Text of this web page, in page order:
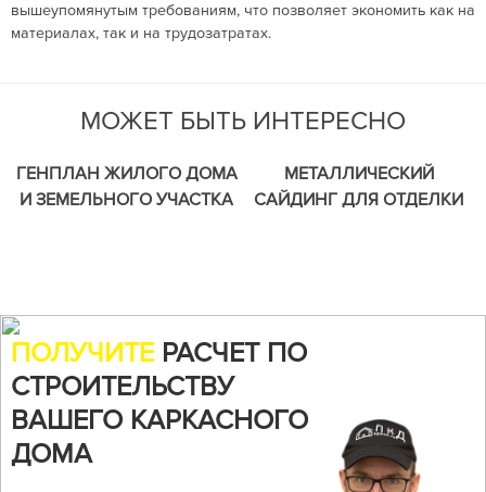
вышеупомянутым требованиям, что позволяет экономить как на
материалах, так и на трудозатратах.
МОЖЕТ БЫТЬ ИНТЕРЕСНО
ГЕНПЛАН ЖИЛОГО ДОМА
И ЗЕМЕЛЬНОГО УЧАСТКА
МЕТАЛЛИЧЕСКИЙ
САЙДИНГ ДЛЯ ОТДЕЛКИ
ПОЛУЧИТЕ РАСЧЕТ ПО
СТРОИТЕЛЬСТВУ
ВАШЕГО КАРКАСНОГО
ДОМА